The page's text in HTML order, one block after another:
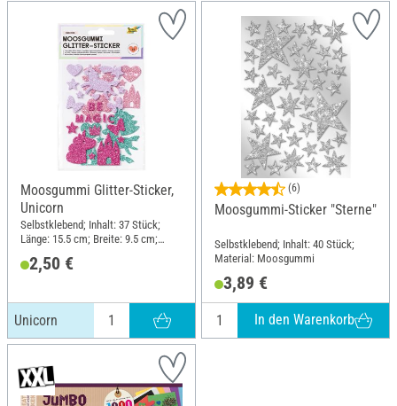
Moosgummi Glitter-Sticker,
Unicorn
Selbstklebend; Inhalt: 37 Stück;
Länge: 15.5 cm; Breite: 9.5 cm;
2,50 €
Unicorn
(6)
Moosgummi-Sticker "Sterne"
Selbstklebend; Inhalt: 40 Stück;
Material: Moosgummi
3,89 €
In den Warenkorb